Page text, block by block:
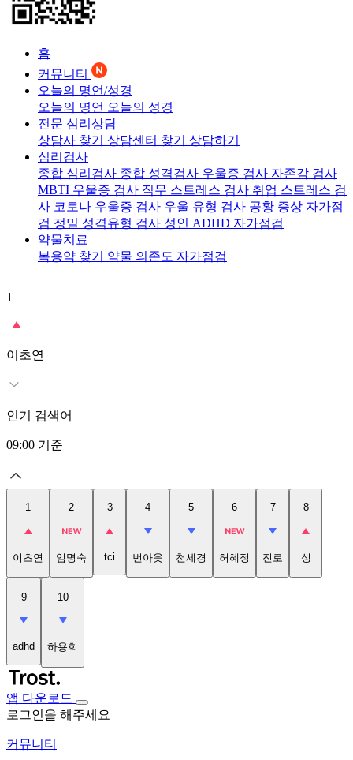
홈
커뮤니티
오늘의 명언/성경
오늘의 명언 오늘의 성경
전문 심리상담
상담사 찾기 상담센터 찾기 상담하기
심리검사
종합 심리검사 종합 성격검사 우울증 검사 자존감 검사
MBTI 우울증 검사 직무 스트레스 검사 취업 스트레스 검
사 코로나 우울증 검사 우울 유형 검사 공황 증상 자가점
검 정밀 성격유형 검사 성인 ADHD 자가점검
약물치료
복용약 찾기 약물 의존도 자가점검
1
이초연
인기 검색어
09:00 기준
1
이초연
2
임명숙
3
tci
4
번아웃
5
천세경
6
허혜정
7
진로
8
성
9
adhd
10
하용희
앱 다운로드
로그인을 해주세요
커뮤니티